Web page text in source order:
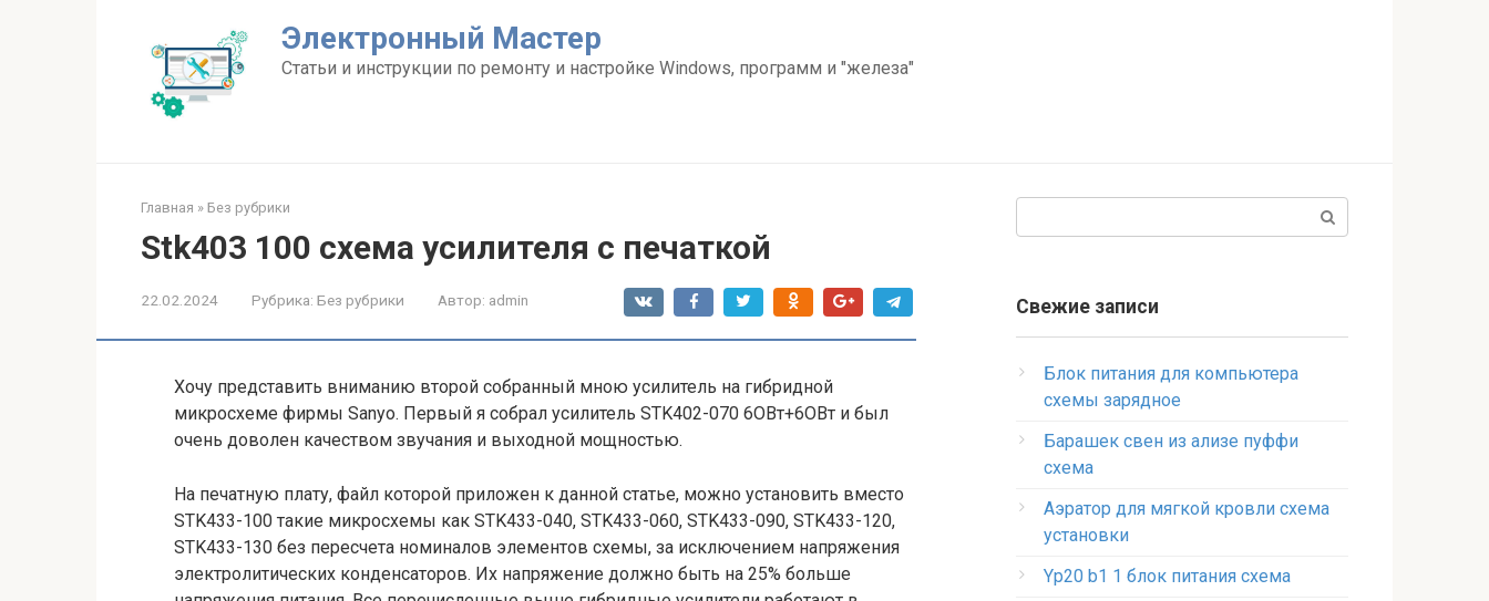
Электронный Мастер
Статьи и инструкции по ремонту и настройке Windows, программ и "железа"
Главная » Без рубрики
Stk403 100 схема усилителя с печаткой
22.02.2024 Рубрика: Без рубрики Автор: admin
Хочу представить вниманию второй собранный мною усилитель на гибридной
микросхеме фирмы Sanyo. Первый я собрал усилитель STK402-070 6ОВт+6ОВт и был
очень доволен качеством звучания и выходной мощностью.
На печатную плату, файл которой приложен к данной статье, можно установить вместо
STK433-100 такие микросхемы как STK433-040, STK433-060, STK433-090, STK433-120,
STK433-130 без пересчета номиналов элементов схемы, за исключением напряжения
электролитических конденсаторов. Их напряжение должно быть на 25% больше
Свежие записи
Блок питания для компьютера
схемы зарядное
Барашек свен из ализе пуффи
схема
Аэратор для мягкой кровли схема
установки
Yp20 b1 1 блок питания схема